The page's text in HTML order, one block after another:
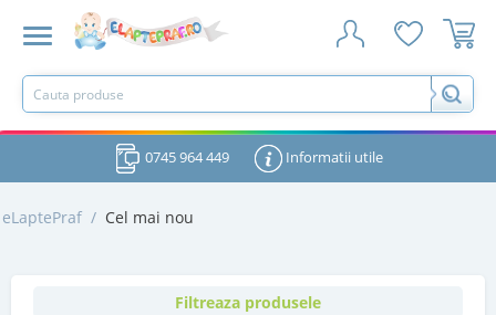
0745 964 449 Informatii utile
eLaptePraf / Cel mai nou
Filtreaza produsele